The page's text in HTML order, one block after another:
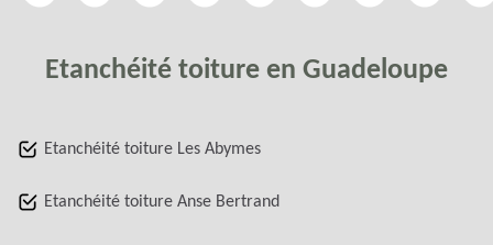
Etanchéité toiture en Guadeloupe
Etanchéité toiture Les Abymes
Etanchéité toiture Anse Bertrand